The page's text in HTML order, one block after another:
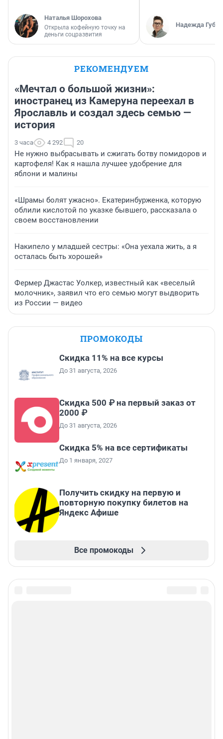
Наталья Шорохова
Открыла кофейную точку на
деньги соцразвития
Надежда
РЕКОМЕНДУЕМ
«Мечтал о большой жизни»:
иностранец из Камеруна переехал в
Ярославль и создал здесь семью —
история
3 часа 4 292 20
Не нужно выбрасывать и сжигать ботву помидоров и
картофеля! Как я нашла лучшее удобрение для
яблони и малины
«Шрамы болят ужасно». Екатеринбурженка, которую
облили кислотой по указке бывшего, рассказала о
своем восстановлении
Накипело у младшей сестры: «Она уехала жить, а я
осталась быть хорошей»
Фермер Джастас Уолкер, известный как «веселый
молочник», заявил что его семью могут выдворить
из России — видео
ПРОМОКОДЫ
Скидка 11% на все курсы
До 31 августа, 2026
Скидка 500 ₽ на первый заказ от
2000 ₽
До 31 августа, 2026
Скидка 5% на все сертификаты
До 1 января, 2027
Получить скидку на первую и
повторную покупку билетов на
Яндекс Афише
Все промокоды